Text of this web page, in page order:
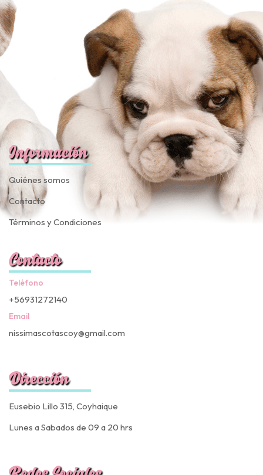
Información
Quiénes somos
Contacto
Términos y Condiciones
Contacto
Teléfono
+56931272140
Email
nissimascotascoy@gmail.com
Dirección
Eusebio Lillo 315, Coyhaique
Lunes a Sabados de 09 a 20 hrs